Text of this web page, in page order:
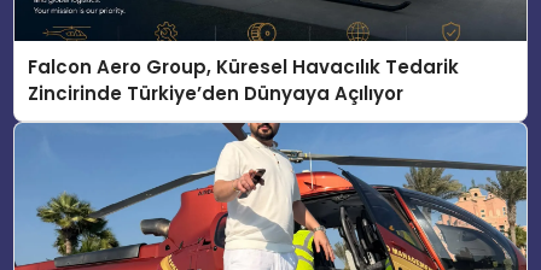
Falcon Aero Group, Küresel Havacılık Tedarik
Zincirinde Türkiye’den Dünyaya Açılıyor